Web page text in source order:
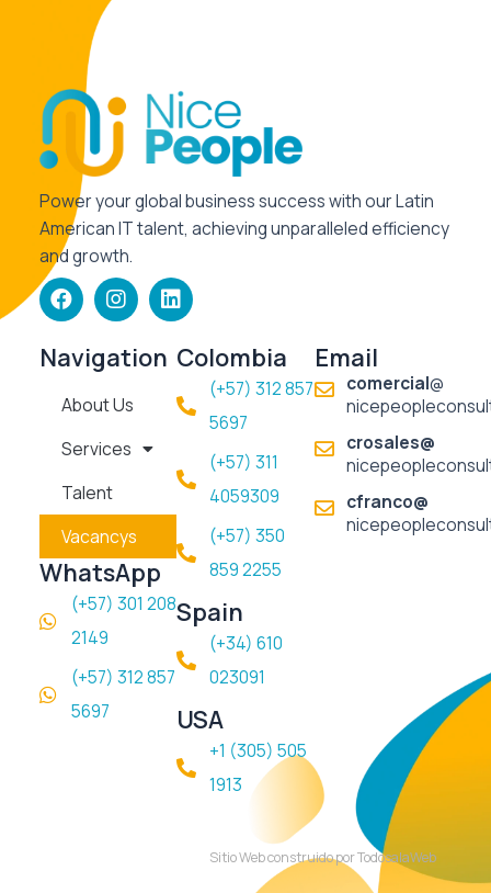
Power your global business success with our Latin
American IT talent, achieving unparalleled efficiency
and growth.
F
a
c
e
b
o
o
k
I
n
s
t
a
g
r
a
m
L
i
n
k
e
d
Navigation
About Us
Services
Talent
Vacancys
WhatsApp
(+57) 301 208
2149
(+57) 312 857
5697
Colombia
(+57) 312 857
5697​
(+57) 311
4059309
(+57) 350
859 2255
Spain
(+34) 610
023091
USA
+1 (305) 505
1913
Email
comercial@
crosales@
cfranco@
Sitio Web construido por TodosalaWeb